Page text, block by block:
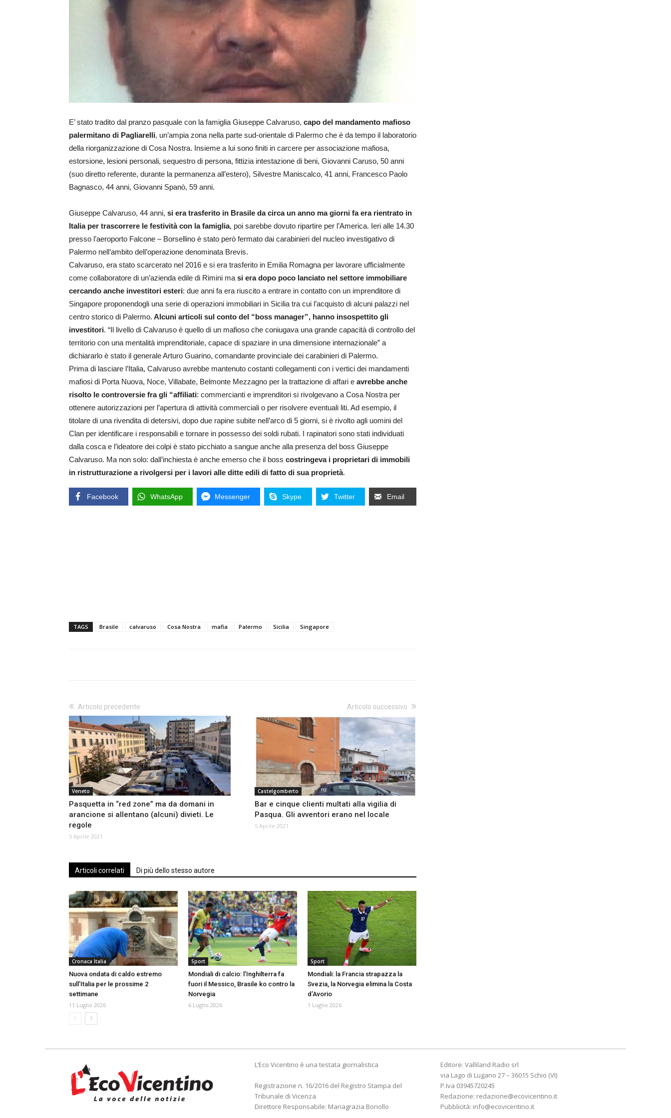
E’ stato tradito dal pranzo pasquale con la famiglia Giuseppe Calvaruso, capo del mandamento mafioso
palermitano di Pagliarelli, un’ampia zona nella parte sud-orientale di Palermo che è da tempo il laboratorio
della riorganizzazione di Cosa Nostra. Insieme a lui sono finiti in carcere per associazione mafiosa,
estorsione, lesioni personali, sequestro di persona, fittizia intestazione di beni, Giovanni Caruso, 50 anni
(suo diretto referente, durante la permanenza all’estero), Silvestre Maniscalco, 41 anni, Francesco Paolo
Bagnasco, 44 anni, Giovanni Spanò, 59 anni.
Giuseppe Calvaruso, 44 anni, si era trasferito in Brasile da circa un anno ma giorni fa era rientrato in
Italia per trascorrere le festività con la famiglia, poi sarebbe dovuto ripartire per l’America. Ieri alle 14.30
presso l’aeroporto Falcone – Borsellino è stato però fermato dai carabinieri del nucleo investigativo di
Palermo nell’ambito dell’operazione denominata Brevis.
Calvaruso, era stato scarcerato nel 2016 e si era trasferito in Emilia Romagna per lavorare ufficialmente
come collaboratore di un’azienda edile di Rimini ma si era dopo poco lanciato nel settore immobiliare
cercando anche investitori esteri: due anni fa era riuscito a entrare in contatto con un imprenditore di
Singapore proponendogli una serie di operazioni immobiliari in Sicilia tra cui l’acquisto di alcuni palazzi nel
centro storico di Palermo. Alcuni articoli sul conto del “boss manager”, hanno insospettito gli
investitori. “Il livello di Calvaruso è quello di un mafioso che coniugava una grande capacità di controllo del
territorio con una mentalità imprenditoriale, capace di spaziare in una dimensione internazionale” a
dichiararlo è stato il generale Arturo Guarino, comandante provinciale dei carabinieri di Palermo.
Prima di lasciare l’Italia, Calvaruso avrebbe mantenuto costanti collegamenti con i vertici dei mandamenti
mafiosi di Porta Nuova, Noce, Villabate, Belmonte Mezzagno per la trattazione di affari e avrebbe anche
risolto le controversie fra gli “affiliati: commercianti e imprenditori si rivolgevano a Cosa Nostra per
ottenere autorizzazioni per l’apertura di attività commerciali o per risolvere eventuali liti. Ad esempio, il
titolare di una rivendita di detersivi, dopo due rapine subite nell’arco di 5 giorni, si è rivolto agli uomini del
Clan per identificare i responsabili e tornare in possesso dei soldi rubati. I rapinatori sono stati individuati
dalla cosca e l’ideatore dei colpi è stato picchiato a sangue anche alla presenza del boss Giuseppe
Calvaruso. Ma non solo: dall’inchiesta è anche emerso che il boss costringeva i proprietari di immobili
in ristrutturazione a rivolgersi per i lavori alle ditte edili di fatto di sua proprietà.
Facebook WhatsApp Messenger Skype Twitter Email
TAGS Brasile calvaruso Cosa Nostra mafia Palermo Sicilia Singapore
Articolo precedente
Veneto
Pasquetta in “red zone” ma da domani in
arancione si allentano (alcuni) divieti. Le
regole
5 Aprile 2021
Articolo successivo
Castelgomberto
Bar e cinque clienti multati alla vigilia di
Pasqua. Gli avventori erano nel locale
5 Aprile 2021
Articoli correlati Di più dello stesso autore
Cronaca Italia
Nuova ondata di caldo estremo
sull’Italia per le prossime 2
settimane
11 Luglio 2026
Sport
Mondiali di calcio: l’Inghilterra fa
fuori il Messico, Brasile ko contro la
Norvegia
6 Luglio 2026
Sport
Mondiali: la Francia strapazza la
Svezia, la Norvegia elimina la Costa
d’Avorio
1 Luglio 2026
L’Eco Vicentino è una testata giornalistica
Registrazione n. 16/2016 del Registro Stampa del
Tribunale di Vicenza
Direttore Responsabile: Mariagrazia Bonollo
Editore: Valliland Radio srl
via Lago di Lugano 27 – 36015 Schio (VI)
P.Iva 03945720245
Redazione: redazione@ecovicentino.it
Pubblicità: info@ecovicentino.it